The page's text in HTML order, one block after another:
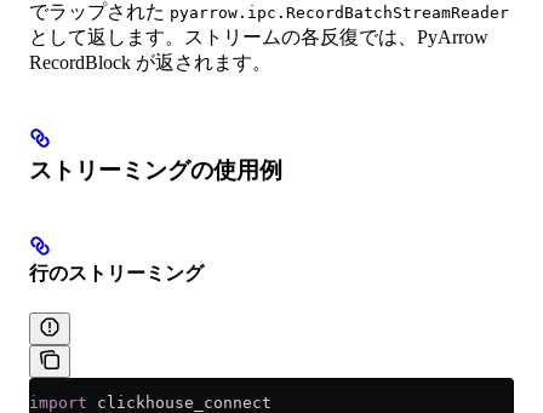
でラップされた pyarrow.ipc.RecordBatchStreamReader
として返します。ストリームの各反復では、PyArrow
RecordBlock が返されます。
ストリーミングの使用例
行のストリーミング
import clickhouse_connect